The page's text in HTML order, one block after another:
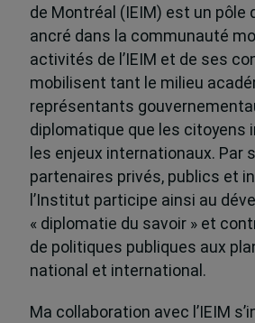
de Montréal (IEIM) est un pôle
ancré dans la communauté
activités de l’IEIM et de ses
mobilisent tant le milieu
représentants
diplomatique que les citoyens
les enjeux internationaux. Par
partenaires privés, publics et
l’Institut participe ainsi au
« diplomatie du savoir » et
de politiques publiques aux
national et international.
Ma collaboration avec l’IEIM